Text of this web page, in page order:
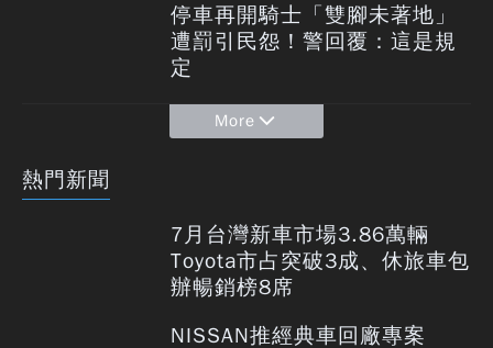
停車再開騎士「雙腳未著地」
遭罰引民怨！警回覆：這是規
定
More
熱門新聞
7月台灣新車市場3.86萬輛
Toyota市占突破3成、休旅車包
辦暢銷榜8席
NISSAN推經典車回廠專案